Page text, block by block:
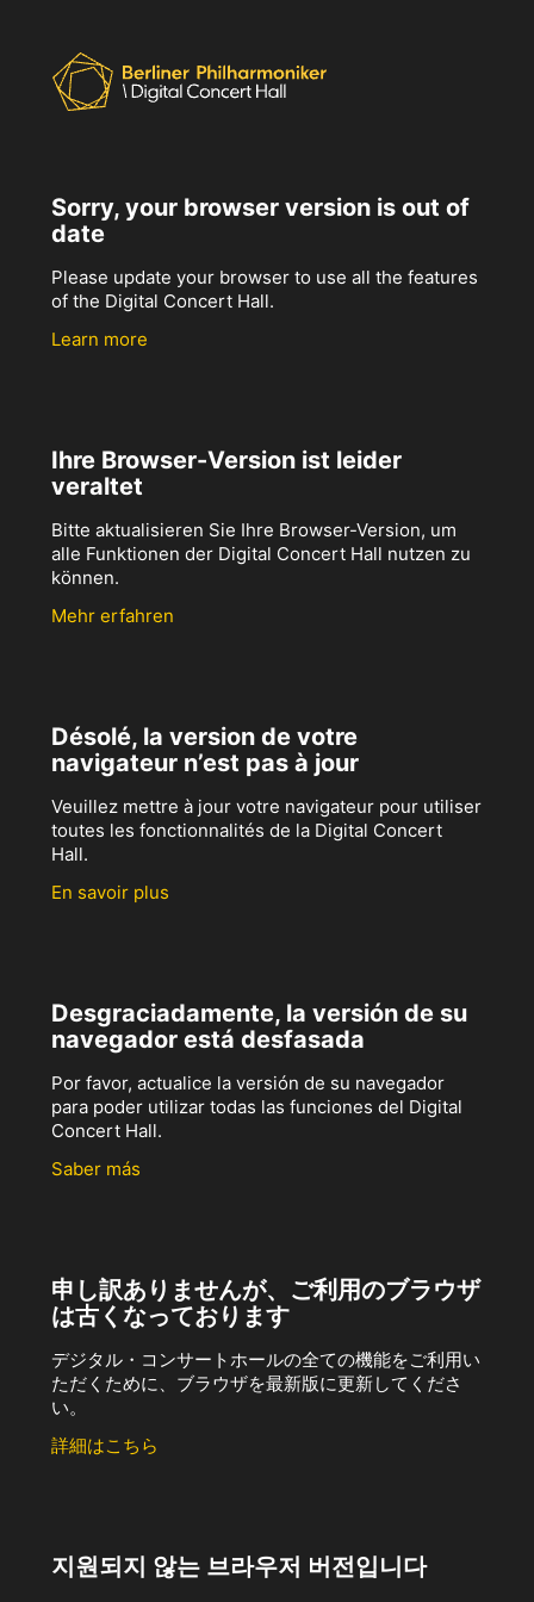
Sorry, your browser version is out of
date
Please update your browser to use all the features
of the Digital Concert Hall.
Learn more
Ihre Browser-Version ist leider
veraltet
Bitte aktualisieren Sie Ihre Browser-Version, um
alle Funktionen der Digital Concert Hall nutzen zu
können.
Mehr erfahren
Désolé, la version de votre
navigateur n’est pas à jour
Veuillez mettre à jour votre navigateur pour utiliser
toutes les fonctionnalités de la Digital Concert
Hall.
En savoir plus
Desgraciadamente, la versión de su
navegador está desfasada
Por favor, actualice la versión de su navegador
para poder utilizar todas las funciones del Digital
Concert Hall.
Saber más
申し訳ありませんが、ご利用のブラウザ
は古くなっております
デジタル・コンサートホールの全ての機能をご利用い
ただくために、ブラウザを最新版に更新してくださ
い。
詳細はこちら
지원되지 않는 브라우저 버전입니다